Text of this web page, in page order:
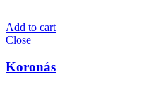
Add to cart
Close
Koronás